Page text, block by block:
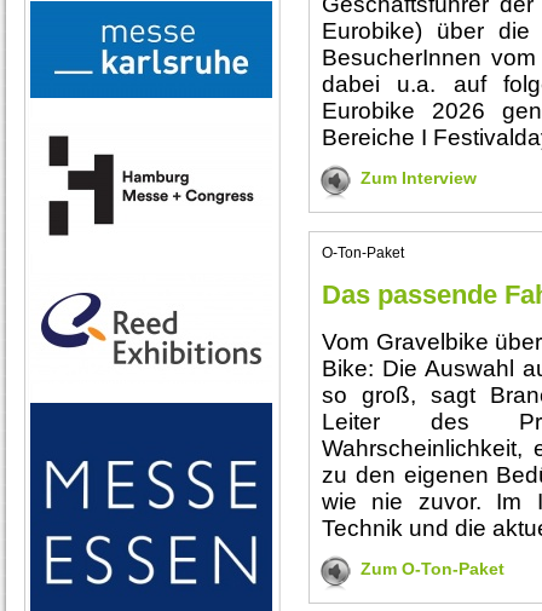
Eurobike) über
BesucherInnen
dabei u.a. auf
Eurobike 2026
Bereiche I
Zum Interview
O-Ton-Paket
Das passende
Vom Gravelbike
Bike: Die Auswahl
so groß, sagt
Leiter des
Wahrscheinlichkeit,
zu den eigenen
wie nie zuvor. Im
Technik und die
Zum O-Ton-Paket